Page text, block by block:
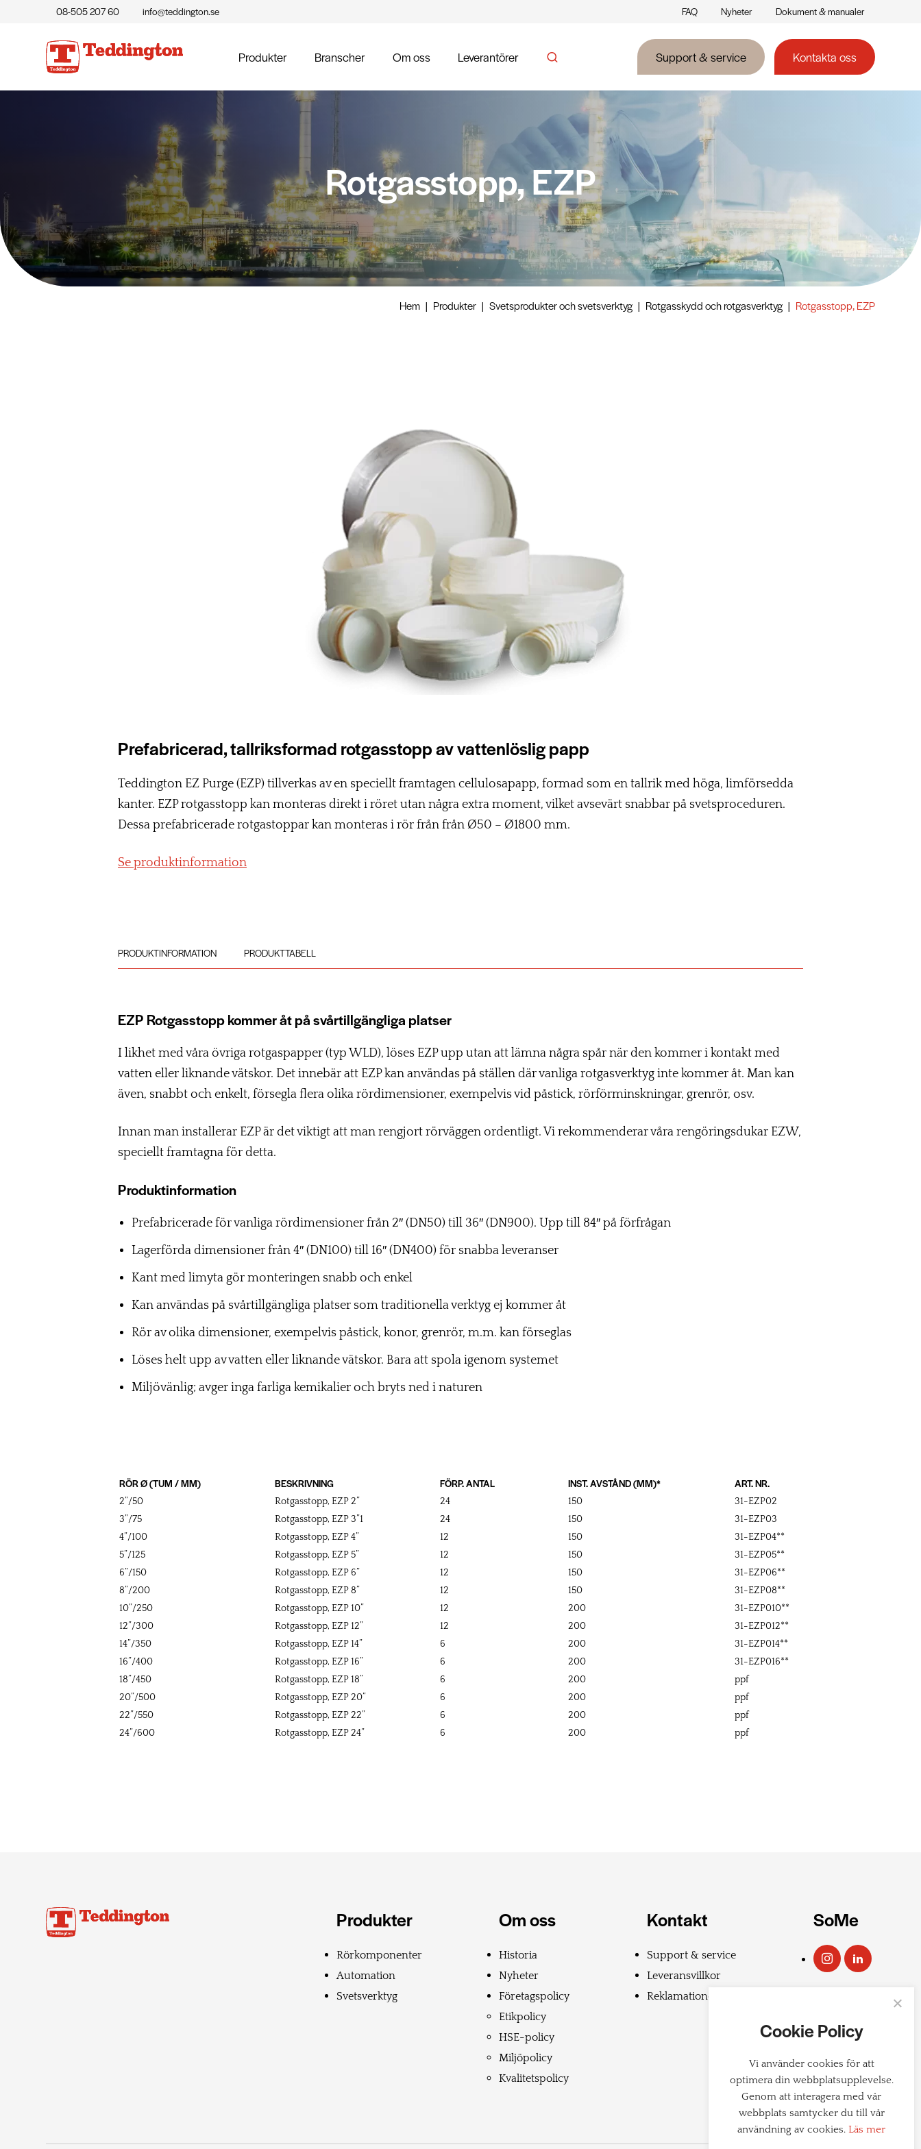
08-505 207 60 info@teddington.se FAQ Nyheter Dokument & manualer
Produkter Branscher Om oss Leverantörer Support & service Kontakta oss
Rotgasstopp, EZP
Hem | Produkter | Svetsprodukter och svetsverktyg | Rotgasskydd och rotgasverktyg | Rotgasstopp, EZP
Prefabricerad, tallriksformad rotgasstopp av vattenlöslig papp
Teddington EZ Purge (EZP) tillverkas av en speciellt framtagen cellulosapapp, formad som en tallrik med höga, limförsedda
kanter. EZP rotgasstopp kan monteras direkt i röret utan några extra moment, vilket avsevärt snabbar på svetsproceduren.
Dessa prefabricerade rotgastoppar kan monteras i rör från från Ø50 – Ø1800 mm.
Se produktinformation
PRODUKTINFORMATION PRODUKTTABELL
EZP Rotgasstopp kommer åt på svårtillgängliga platser
I likhet med våra övriga rotgaspapper (typ WLD), löses EZP upp utan att lämna några spår när den kommer i kontakt med
vatten eller liknande vätskor. Det innebär att EZP kan användas på ställen där vanliga rotgasverktyg inte kommer åt. Man kan
även, snabbt och enkelt, försegla flera olika rördimensioner, exempelvis vid påstick, rörförminskningar, grenrör, osv.
Innan man installerar EZP är det viktigt att man rengjort rörväggen ordentligt. Vi rekommenderar våra rengöringsdukar EZW,
speciellt framtagna för detta.
Produktinformation
Prefabricerade för vanliga rördimensioner från 2″ (DN50) till 36″ (DN900). Upp till 84″ på förfrågan
Lagerförda dimensioner från 4″ (DN100) till 16″ (DN400) för snabba leveranser
Kant med limyta gör monteringen snabb och enkel
Kan användas på svårtillgängliga platser som traditionella verktyg ej kommer åt
Rör av olika dimensioner, exempelvis påstick, konor, grenrör, m.m. kan förseglas
Löses helt upp av vatten eller liknande vätskor. Bara att spola igenom systemet
Miljövänlig; avger inga farliga kemikalier och bryts ned i naturen
RÖR Ø (TUM / MM)
2”/50
3”/75
4”/100
5”/125
6”/150
8”/200
10”/250
12”/300
14”/350
16”/400
18”/450
20”/500
22”/550
24”/600
BESKRIVNING
Rotgasstopp, EZP 2”
Rotgasstopp, EZP 3”1
Rotgasstopp, EZP 4”
Rotgasstopp, EZP 5”
Rotgasstopp, EZP 6”
Rotgasstopp, EZP 8”
Rotgasstopp, EZP 10”
Rotgasstopp, EZP 12”
Rotgasstopp, EZP 14”
Rotgasstopp, EZP 16”
Rotgasstopp, EZP 18”
Rotgasstopp, EZP 20”
Rotgasstopp, EZP 22”
Rotgasstopp, EZP 24”
FÖRP. ANTAL
24
24
12
12
12
12
12
12
6
6
6
6
6
6
INST. AVSTÅND (MM)*
150
150
150
150
150
150
200
200
200
200
200
200
200
200
ART. NR.
31-EZP02
31-EZP03
31-EZP04**
31-EZP05**
31-EZP06**
31-EZP08**
31-EZP010**
31-EZP012**
31-EZP014**
31-EZP016**
ppf
ppf
ppf
ppf
Produkter
Rörkomponenter
Automation
Svetsverktyg
Om oss
Historia
Nyheter
Företagspolicy
Etikpolicy
HSE-policy
Miljöpolicy
Kvalitetspolicy
Kontakt
Support & service
Leveransvillkor
Reklamationer
SoMe
Cookie Policy
Vi använder cookies för att
optimera din webbplatsupplevelse.
Genom att interagera med vår
webbplats samtycker du till vår
användning av cookies. Läs mer